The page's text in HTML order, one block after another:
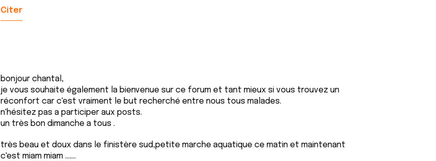
Citer
bonjour chantal,
je vous souhaite également la bienvenue sur ce forum et tant mieux si vous trouvez un
réconfort car c'est vraiment le but recherché entre nous tous malades.
n'hésitez pas a participer aux posts.
un très bon dimanche a tous .
très beau et doux dans le finistère sud,petite marche aquatique ce matin et maintenant
c'est miam miam .......